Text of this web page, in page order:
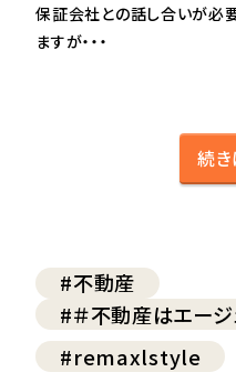
保証会社との話し合いが必
ますが・・・
続き
#不動産
#＃不動産はエージ
#remaxlstyle